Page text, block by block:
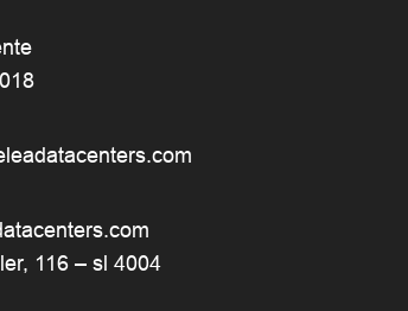
116 – sl 4004